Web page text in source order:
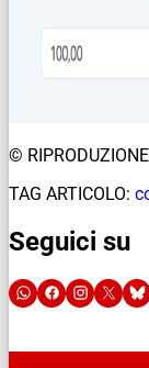
©
TAG ARTICOLO:
Seguici su